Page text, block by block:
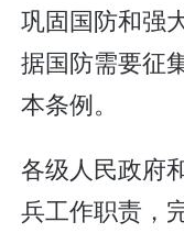
巩固国防和强
据国防需要征
本条例。
各级人民政府
兵工作职责，